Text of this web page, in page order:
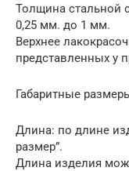
Толщина стальной
0,25 мм. до 1 мм.
Верхнее
представленных у
Габаритные
Длина: по длине
размер”.
Длина изделия